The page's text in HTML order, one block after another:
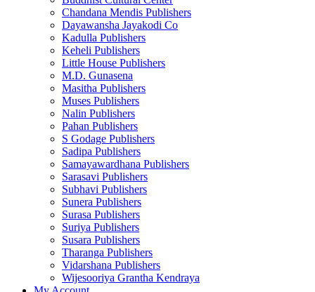
Chandana Mendis Publishers
Dayawansha Jayakodi Co
Kadulla Publishers
Keheli Publishers
Little House Publishers
M.D. Gunasena
Masitha Publishers
Muses Publishers
Nalin Publishers
Pahan Publishers
S Godage Publishers
Sadipa Publishers
Samayawardhana Publishers
Sarasavi Publishers
Subhavi Publishers
Sunera Publishers
Surasa Publishers
Suriya Publishers
Susara Publishers
Tharanga Publishers
Vidarshana Publishers
Wijesooriya Grantha Kendraya